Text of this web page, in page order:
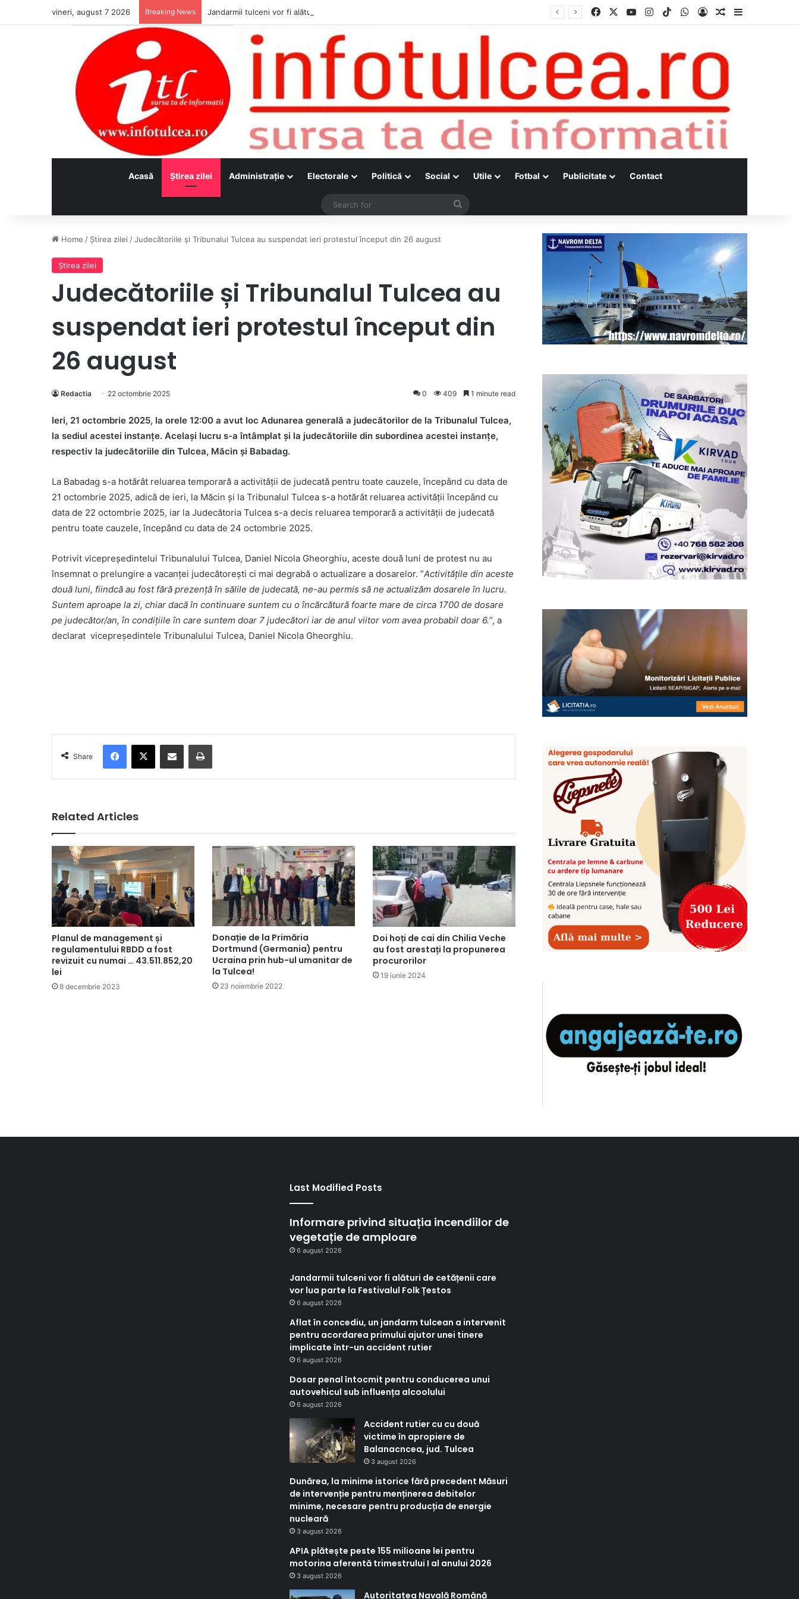
vineri, august 7 2026 Breaking News Jandarmii tulceni vor fi alături de cetățenii care vor lua parte la Festivalul Folk Țestos Facebook YouTubeInstagram
TikTokWhatsApp
Log InRandom Article
Acasă Ştirea zilei Administraţie Electorale Politică Social Utile Fotbal Publicitate Contact
Search
Home / Ştirea zilei /Judecătoriile și Tribunalul Tulcea au suspendat ieri protestul început din 26 august
Ştirea zilei
Judecătoriile și Tribunalul Tulcea au
suspendat ieri protestul început din
26 august
Redactia 22 octombrie 2025 0 409 1 minute read
Ieri, 21 octombrie 2025, la orele 12:00 a avut loc Adunarea generală a judecătorilor de la Tribunalul Tulcea,
la sediul acestei instanţe. Același lucru s-a întâmplat și la judecătoriile din subordinea acestei instanțe,
respectiv la judecătoriile din Tulcea, Măcin și Babadag.
La Babadag s-a hotărât reluarea temporară a activității de judecată pentru toate cauzele, începând cu data de
21 octombrie 2025, adică de ieri, la Măcin și la Tribunalul Tulcea s-a hotărât reluarea activității începând cu
data de 22 octombrie 2025, iar la Judecătoria Tulcea s-a decis reluarea temporară a activității de judecată
pentru toate cauzele, începând cu data de 24 octombrie 2025.
Potrivit vicepreședintelui Tribunalului Tulcea, Daniel Nicola Gheorghiu, aceste două luni de protest nu au
însemnat o prelungire a vacanței judecătorești ci mai degrabă o actualizare a dosarelor. ”Activitățile din aceste
două luni, fiindcă au fost fără prezență în sălile de judecată, ne-au permis să ne actualizăm dosarele în lucru.
Suntem aproape la zi, chiar dacă în continuare suntem cu o încărcătură foarte mare de circa 1700 de dosare
pe judecător/an, în condițiile în care suntem doar 7 judecători iar de anul viitor vom avea probabil doar 6.”, a
declarat vicepreședintele Tribunalului Tulcea, Daniel Nicola Gheorghiu.
Share
Related Articles
Planul de management și
regulamentului RBDD a fost
revizuit cu numai … 43.511.852,20
lei
8 decembrie 2023
Donație de la Primăria
Dortmund (Germania) pentru
Ucraina prin hub-ul umanitar de
la Tulcea!
23 noiembrie 2022
Doi hoți de cai din Chilia Veche
au fost arestați la propunerea
procurorilor
19 iunie 2024
Last Modified Posts
Informare privind situația incendiilor de
vegetație de amploare
6 august 2026
Jandarmii tulceni vor fi alături de cetățenii care
vor lua parte la Festivalul Folk Țestos
6 august 2026
Aflat în concediu, un jandarm tulcean a intervenit
pentru acordarea primului ajutor unei tinere
implicate într-un accident rutier
6 august 2026
Dosar penal întocmit pentru conducerea unui
autovehicul sub influența alcoolului
6 august 2026
Accident rutier cu cu două
victime în apropiere de
Balanacncea, jud. Tulcea
3 august 2026
Dunărea, la minime istorice fără precedent Măsuri
de intervenție pentru menținerea debitelor
minime, necesare pentru producția de energie
nucleară
3 august 2026
APIA plătește peste 155 milioane lei pentru
motorina aferentă trimestrului I al anului 2026
3 august 2026
Autoritatea Navală Română